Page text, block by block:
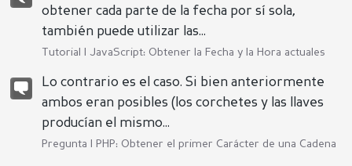
obtener cada parte de la fecha por sí sola,
también puede utilizar las...
Tutorial |JavaScript: Obtener la Fecha y la Hora actuales
Lo contrario es el caso. Si bien anteriormente
ambos eran posibles (los corchetes y las llaves
producían el mismo...
Pregunta | PHP: Obtener el primer Carácter de una Cadena